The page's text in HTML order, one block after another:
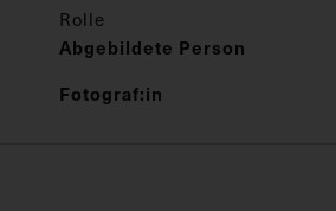
Rolle
Abgebildete Person
Fotograf:in